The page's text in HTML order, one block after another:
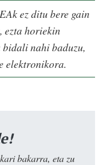
ez ditu bere gain
ezta horiekin
nahi baduzu,
elektronikora.
bakarra, eta zu